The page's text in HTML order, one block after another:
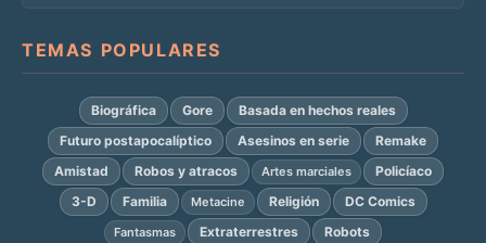
TEMAS POPULARES
Biográfica Gore
Basada en hechos reales
Futuro postapocalíptico
Asesinos en serie
Remake
Amistad
Robos y atracos Artes marciales
Policíaco
3-D
Familia Metacine Religión DC Comics
Fantasmas Extraterrestres
Robots